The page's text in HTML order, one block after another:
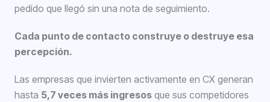
pedido que llegó sin una nota de seguimiento.
Cada punto de contacto construye o destruye esa
percepción.
Las empresas que invierten activamente en CX generan
hasta 5,7 veces más ingresos que sus competidores